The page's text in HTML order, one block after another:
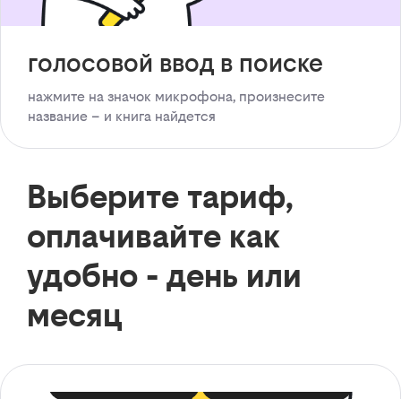
голосовой ввод в поиске
нажмите на значок микрофона, произнесите
название – и книга найдется
Выберите тариф,
оплачивайте как
удобно - день или
месяц